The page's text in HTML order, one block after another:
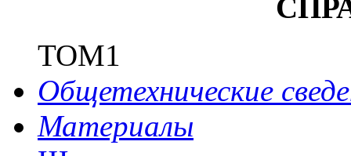
ТОМ1
Общетехнические
Материалы